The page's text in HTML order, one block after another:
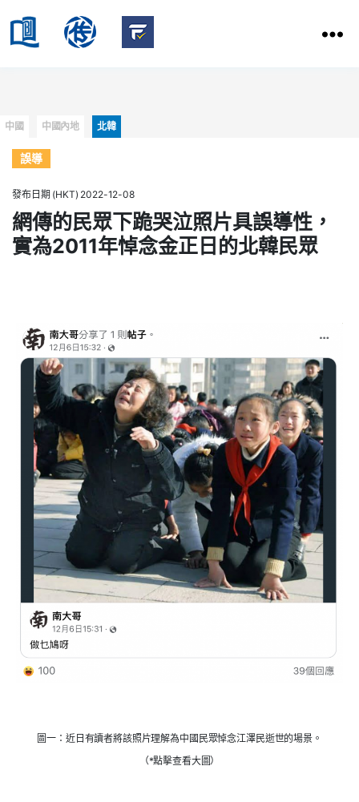
HKBU
of
Communication
Categories
中國 中國內地 北韓
誤導
發布日期 (HKT) 2022-12-08
網傳的民眾下跪哭泣照片具誤導性，
實為2011年悼念金正日的北韓民眾
圖一：近日有讀者將該照片理解為中國民眾悼念江澤民逝世的場景。
（*點擊查看大圖）